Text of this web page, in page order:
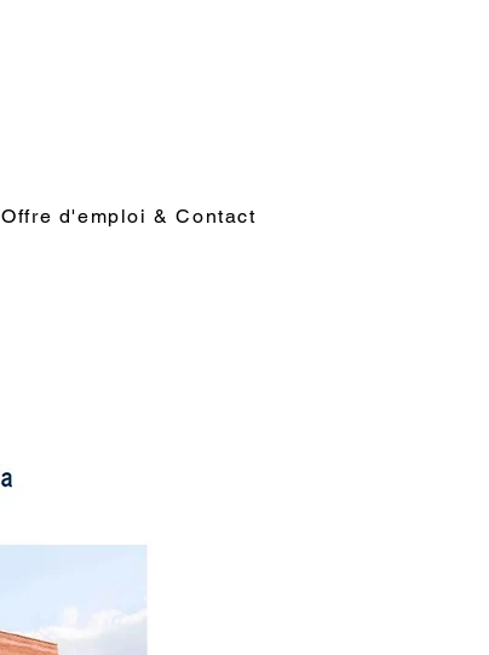
Offre d'emploi & Contact